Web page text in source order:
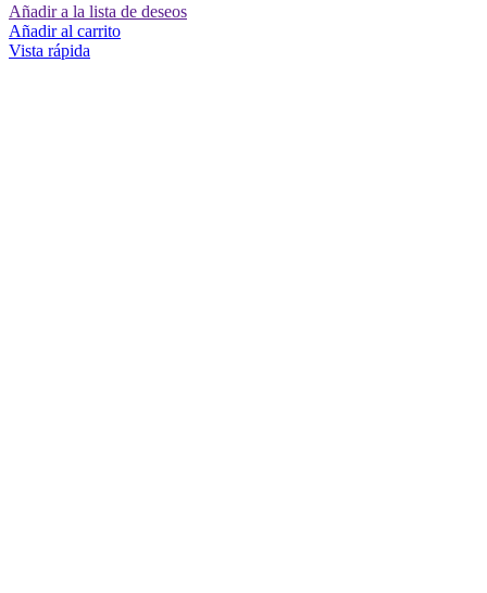
Añadir a la lista de deseos
Añadir al carrito
Vista rápida